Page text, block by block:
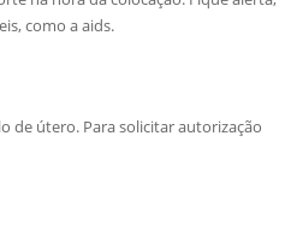
como a aids.
de útero. Para solicitar autorização